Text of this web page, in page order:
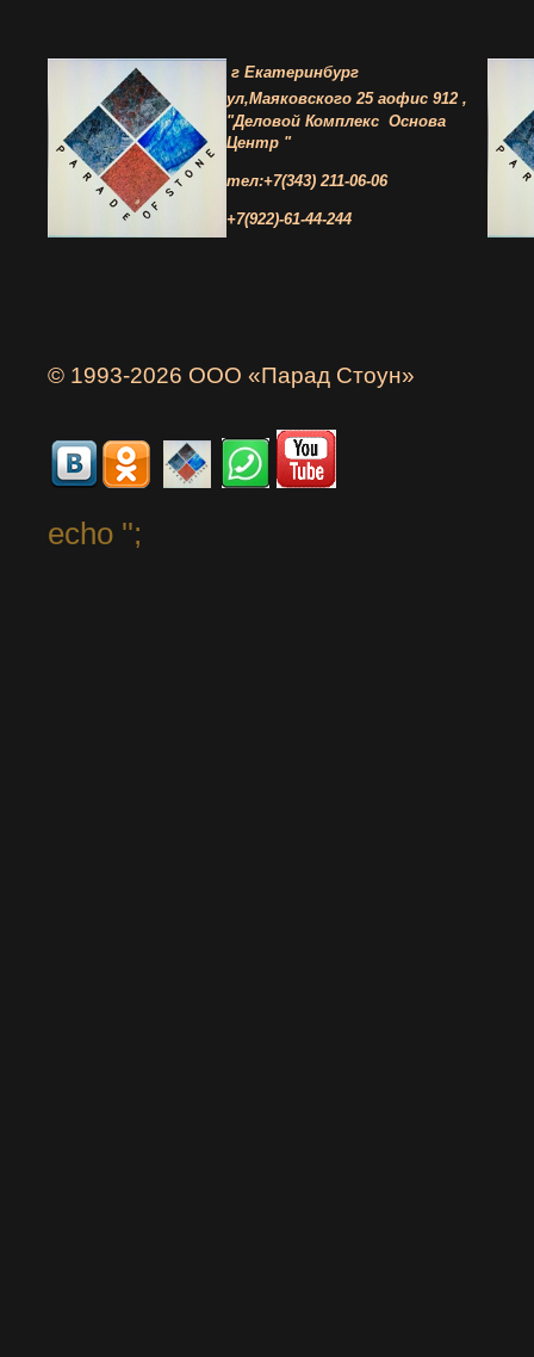
г Екатеринбург
ул,Маяковского 25 аофис 912 ,
"Деловой Комплекс Основа
Центр "
тел:+7(343) 211-06-06
+7(922)-61-44-244
© 1993-2026 ООО «Парад Стоун»
echo '';